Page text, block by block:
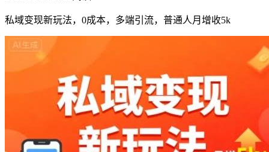
私域变现新玩法，0成本，多端引流，普通人月增收5k